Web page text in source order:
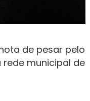
de pesar pelo
municipal de